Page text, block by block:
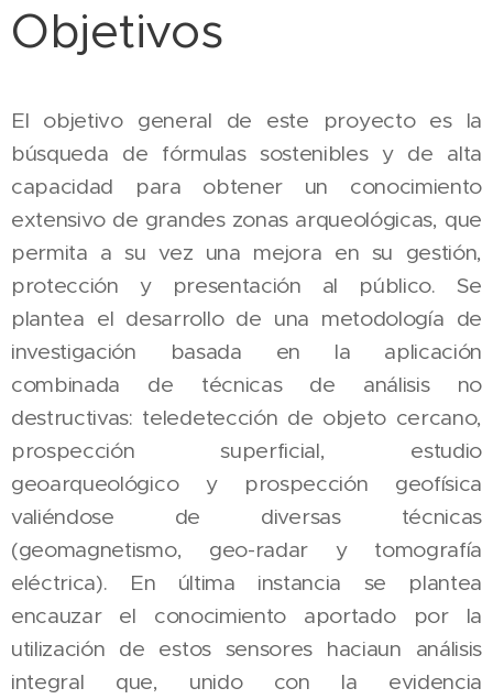
Objetivos
El objetivo general de este proyecto es la
búsqueda de fórmulas sostenibles y de alta
capacidad para obtener un conocimiento
extensivo de grandes zonas arqueológicas, que
permita a su vez una mejora en su gestión,
protección y presentación al público. Se
plantea el desarrollo de una metodología de
investigación basada en la aplicación
combinada de técnicas de análisis no
destructivas: teledetección de objeto cercano,
prospección superficial, estudio
geoarqueológico y prospección geofísica
valiéndose de diversas técnicas
(geomagnetismo, geo-radar y tomografía
eléctrica). En última instancia se plantea
encauzar el conocimiento aportado por la
utilización de estos sensores haciaun análisis
integral que, unido con la evidencia